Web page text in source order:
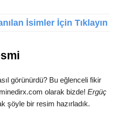
İsimler İçin Tıklayın
görünürdü? Bu eğlenceli fikir
olarak bizde!Ergüç
şöyle bir resim hazırladık.